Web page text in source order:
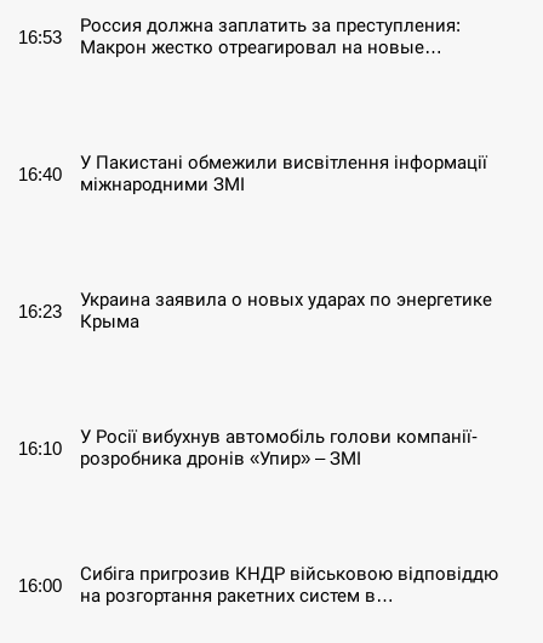
16:53
Россия должна заплатить за преступления:
Макрон жестко отреагировал на новые…
16:40
У Пакистані обмежили висвітлення інформації
міжнародними ЗМІ
16:23
Украина заявила о новых ударах по энергетике
Крыма
16:10
У Росії вибухнув автомобіль голови компанії-
розробника дронів «Упир» – ЗМІ
16:00
Сибіга пригрозив КНДР військовою відповіддю
на розгортання ракетних систем в…